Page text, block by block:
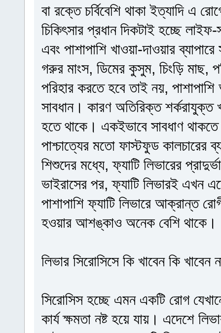
বা রক্তে চর্বিবেশি থাকা ইত্যাদি এ
চিকিৎসার প্রধান দিকটাই হচ্ছে
এবং পাশাপাশি খাওয়া-দাওয়ার
গরুর মাংস, ডিমের কুসুম, চিংড়ি মাছ,
পরিহার করতে হবে তাই নয়,
সাবধান। কারণ অতিরিক্ত শর্করাযুক্ত
হতে থাকে। একইভাবে সাবধাণ
পাশ্চাত্যের মতো ফাস্টফুড কালচারের
শিশুদের মধ্যে, ফ্যাটি লিভারের
ভাইরাসের পর, ফ্যাটি লিভারই এখন
পাশাপাশি ফ্যাটি লিভারে আক্রান্ত
হওয়ার আশঙ্কাও অনেক বেশি থাকে।
লিভার সিরোসিসে কি খাবেন কি খাবেন
সিরোসিস হচ্ছে এমন একটি রোগ
কার্য ক্ষমতা নষ্ট হয়ে যায়। এদেশে